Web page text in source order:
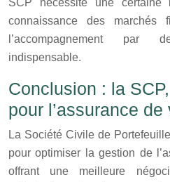
SCP nécessite une certaine
connaissance des marchés
l’accompagnement par
indispensable.
Conclusion : la
pour l’assurance
La Société Civile de
pour optimiser la gestion de
offrant une meilleure